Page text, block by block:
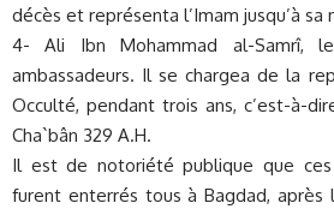
décès et représenta l’Imam jusqu’à sa
4- Ali Ibn Mohammad al-Samrî,
ambassadeurs. Il se chargea de la
Occulté, pendant trois ans, c’est-à-
Cha`bân 329 A.H.
Il est de notoriété publique que ces
furent enterrés tous à Bagdad,